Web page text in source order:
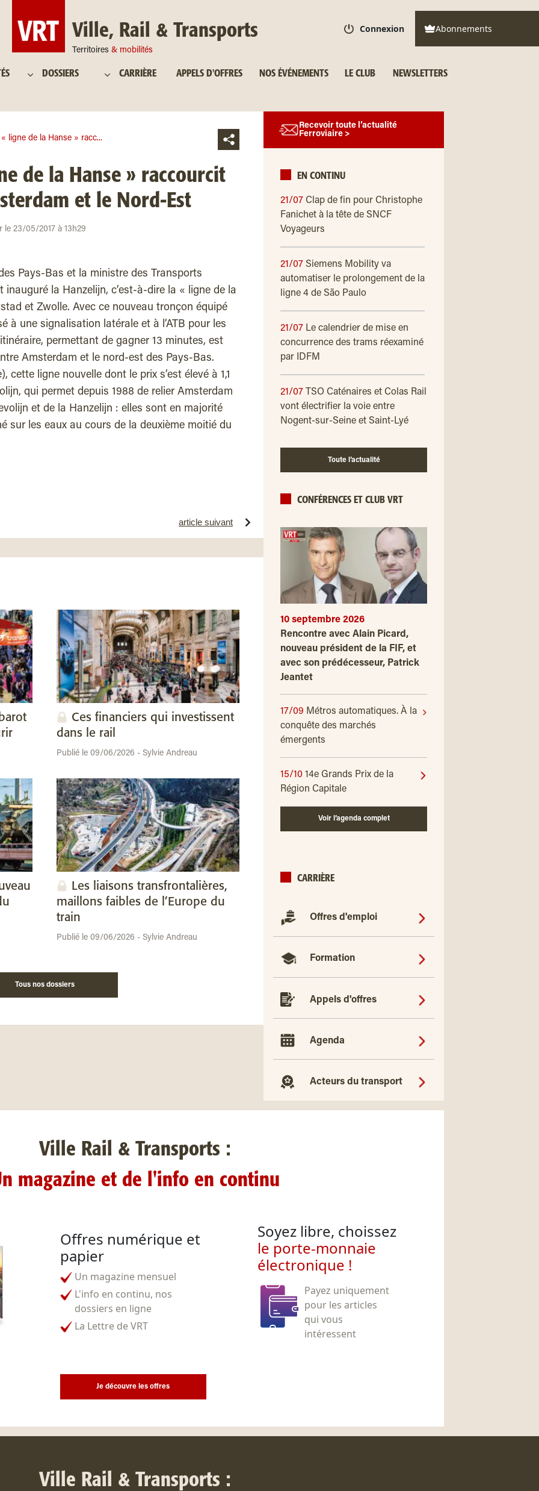
Ville, Rail & Transports
Territoires & mobilités
Connexion Abonnements
DOSSIERS CARRIÈRE APPELS D'OFFRES NOS ÉVÉNEMENTS LE CLUB NEWSLETTERS
ligne de la Hanse » racc...
de la Hanse » raccourcit
et le Nord-Est
le 23/05/2017 à 13h29
Pays-Bas et la ministre des Transports
la Hanzelijn, c’est-à-dire la « ligne de la
et Zwolle. Avec ce nouveau tronçon équipé
à une signalisation latérale et à l’ATB pour les
permettant de gagner 13 minutes, est
Amsterdam et le nord-est des Pays-Bas.
ligne nouvelle dont le prix s’est élevé à 1,1
qui permet depuis 1988 de relier Amsterdam
et de la Hanzelijn : elles sont en majorité
sur les eaux au cours de la deuxième moitié du
article suivant
Ces financiers qui investissent
dans le rail
Publié le 09/06/2026 - Sylvie Andreau
Les liaisons transfrontalières,
maillons faibles de l’Europe du
train
Publié le 09/06/2026 - Sylvie Andreau
Tous nos dossiers
Recevoir toute l’actualité
Ferroviaire >
EN CONTINU
21/07 Clap de fin pour Christophe
Fanichet à la tête de SNCF
Voyageurs
21/07 Siemens Mobility va
automatiser le prolongement de la
ligne 4 de São Paulo
21/07 Le calendrier de mise en
concurrence des trams réexaminé
par IDFM
21/07
TSO Caténaires et Colas Rail
vont électrifier la voie entre
Nogent-sur-Seine et Saint-Lyé
Toute l’actualité
CONFÉRENCES ET CLUB VRT
10 septembre 2026
Rencontre avec Alain Picard,
nouveau président de la FIF, et
avec son prédécesseur, Patrick
Jeantet
17/09 Métros automatiques. À la
conquête des marchés
émergents
15/10 14e Grands Prix de la
Région Capitale
Voir l’agenda complet
CARRIÈRE
Offres d'emploi
Formation
Appels d'offres
Agenda
Acteurs du transport
Ville Rail & Transports :
magazine et de l'info en continu
Offres numérique et
papier
Un magazine mensuel
L'info en continu, nos
dossiers en ligne
La Lettre de VRT
Soyez libre, choissez
le porte-monnaie
électronique !
Payez uniquement
pour les articles
qui vous
intéressent
Je découvre les offres
Ville Rail & Transports :